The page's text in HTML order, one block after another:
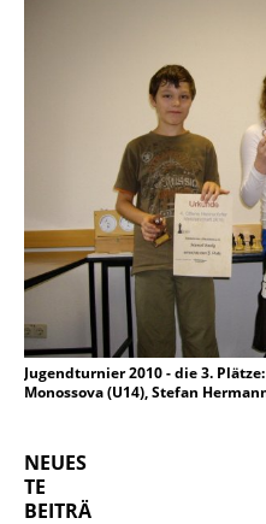
Jugendturnier 2010 - die 3.
Monossova (U14), Stefan
NEUES
TE
BEITRÄ